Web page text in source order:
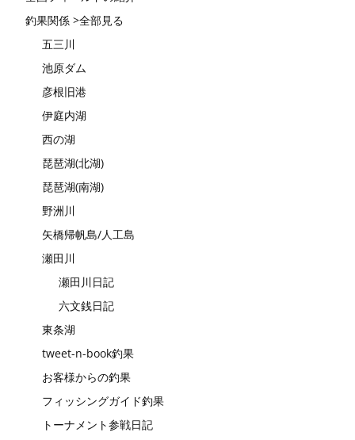
釣果関係 >全部見る
五三川
池原ダム
彦根旧港
伊庭内湖
西の湖
琵琶湖(北湖)
琵琶湖(南湖)
野洲川
矢橋帰帆島/人工島
瀬田川
瀬田川日記
六文銭日記
東条湖
tweet-n-book釣果
お客様からの釣果
フィッシングガイド釣果
トーナメント参戦日記